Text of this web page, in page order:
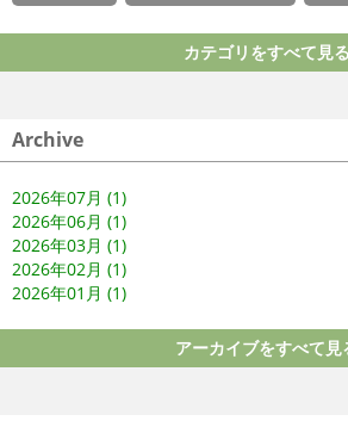
カテゴリをすべて見る
Archive
2026年07月 (1)
2026年06月 (1)
2026年03月 (1)
2026年02月 (1)
2026年01月 (1)
アーカイブをすべて見